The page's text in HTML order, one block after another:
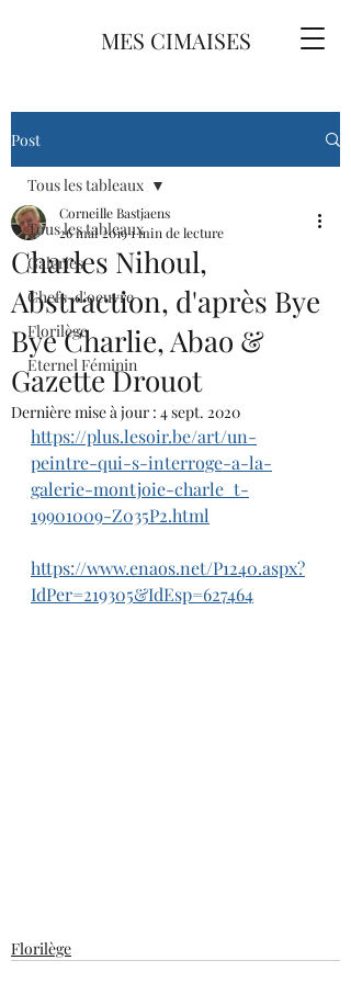
MES CIMAISES
Post
Tous les tableaux
Galeries
Chefs-d'oeuvre
Florilège
Eternel Féminin
Tous les tableaux
Charles Nihoul,
Abstraction, d'après Bye
Bye Charlie, Abao &
Gazette Drouot
Corneille Bastjaens
26 mai 20191 min de lecture
Dernière mise à jour : 4 sept. 2020
https://plus.lesoir.be/art/un-
peintre-qui-s-interroge-a-la-
galerie-montjoie-charle_t-
19901009-Z035P2.html
https://www.enaos.net/P1240.aspx?
IdPer=219305&IdEsp=627464
Florilège